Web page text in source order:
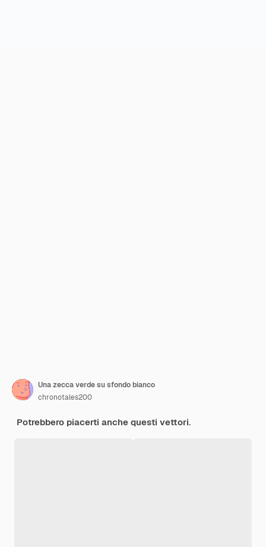
Una zecca verde su sfondo bianco
chronotales200
Potrebbero piacerti anche questi vettori.